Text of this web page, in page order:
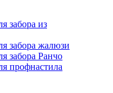
забора из
забора жалюзи
забора Ранчо
профнастила